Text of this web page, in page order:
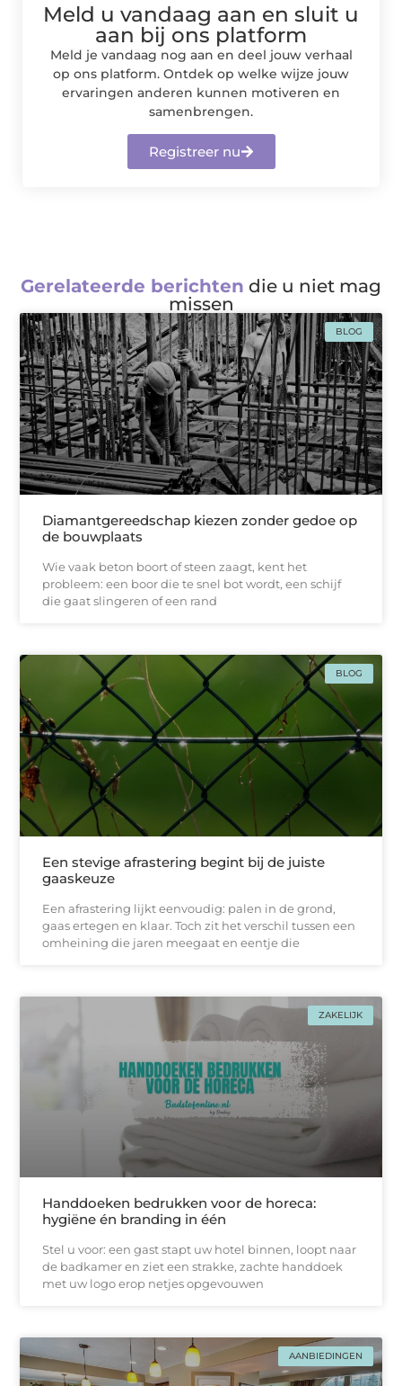
Meld u vandaag aan en sluit u
aan bij ons platform
Meld je vandaag nog aan en deel jouw verhaal
op ons platform. Ontdek op welke wijze jouw
ervaringen anderen kunnen motiveren en
samenbrengen.
Registreer nu
Gerelateerde berichten die u niet mag
missen
BLOG
Diamantgereedschap kiezen zonder gedoe op
de bouwplaats
Wie vaak beton boort of steen zaagt, kent het
probleem: een boor die te snel bot wordt, een schijf
die gaat slingeren of een rand
BLOG
Een stevige afrastering begint bij de juiste
gaaskeuze
Een afrastering lijkt eenvoudig: palen in de grond,
gaas ertegen en klaar. Toch zit het verschil tussen een
omheining die jaren meegaat en eentje die
ZAKELIJK
Handdoeken bedrukken voor de horeca:
hygiëne én branding in één
Stel u voor: een gast stapt uw hotel binnen, loopt naar
de badkamer en ziet een strakke, zachtе handdoek
met uw logo erop netjes opgevouwen
AANBIEDINGEN